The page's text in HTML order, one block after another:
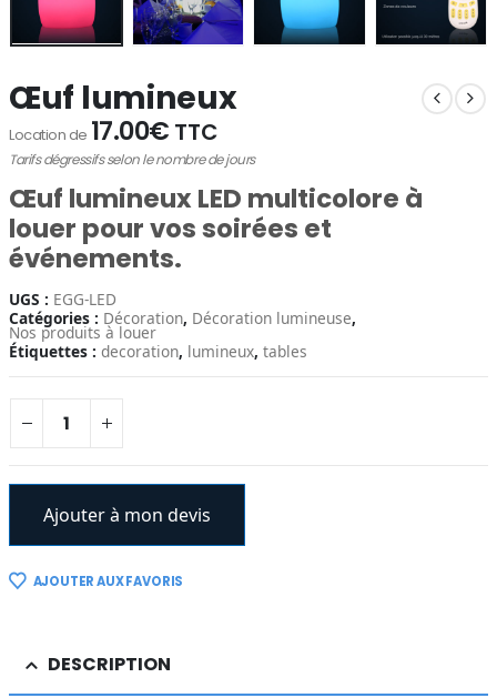
Œuf lumineux
Location de 17.00€ TTC
Tarifs dégressifs selon le nombre de jours
Œuf lumineuxLED multicolore à
louer pour vos soirées et
événements.
UGS : EGG-LED
Catégories : Décoration, Décoration lumineuse,
Nos produits à louer
Étiquettes : decoration, lumineux, tables
Ajouter à mon devis
AJOUTER AUX FAVORIS
DESCRIPTION